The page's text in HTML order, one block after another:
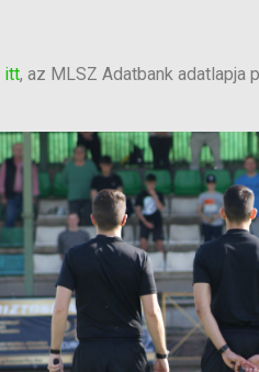
itt, az MLSZ Adatbank adatlapja